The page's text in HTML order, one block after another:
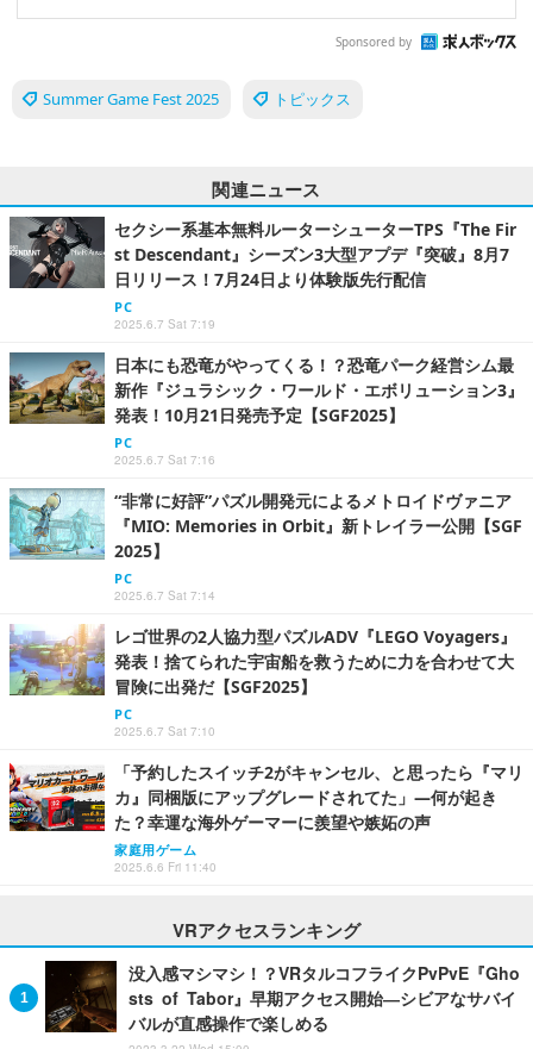
Sponsored by
Summer Game Fest 2025 トピックス
関連ニュース
セクシー系基本無料ルーターシューターTPS『The Fir
st Descendant』シーズン3大型アプデ『突破』8月7
日リリース！7月24日より体験版先行配信
PC
2025.6.7 Sat 7:19
日本にも恐竜がやってくる！？恐竜パーク経営シム最
新作『ジュラシック・ワールド・エボリューション3』
発表！10月21日発売予定【SGF2025】
PC
2025.6.7 Sat 7:16
“非常に好評”パズル開発元によるメトロイドヴァニア
『MIO: Memories in Orbit』新トレイラー公開【SGF
2025】
PC
2025.6.7 Sat 7:14
レゴ世界の2人協力型パズルADV『LEGO Voyagers』
発表！捨てられた宇宙船を救うために力を合わせて大
冒険に出発だ【SGF2025】
PC
2025.6.7 Sat 7:10
「予約したスイッチ2がキャンセル、と思ったら『マリ
カ』同梱版にアップグレードされてた」―何が起き
た？幸運な海外ゲーマーに羨望や嫉妬の声
家庭用ゲーム
2025.6.6 Fri 11:40
VRアクセスランキング
没入感マシマシ！？VRタルコフライクPvPvE『Gho
sts of Tabor』早期アクセス開始―シビアなサバイ
バルが直感操作で楽しめる